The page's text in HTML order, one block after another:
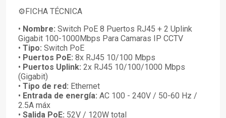
⚙️FICHA TÉCNICA
• Nombre: Switch PoE 8 Puertos RJ45 + 2 Uplink
Gigabit 100-1000Mbps Para Camaras IP CCTV
• Tipo: Switch PoE
• Puertos PoE: 8x RJ45 10/100 Mbps
• Puertos Uplink: 2x RJ45 10/100/1000 Mbps
(Gigabit)
• Tipo de red: Ethernet
• Entrada de energía: AC 100 - 240V / 50-60 Hz /
2.5A máx
• Salida PoE: 52V / 120W total